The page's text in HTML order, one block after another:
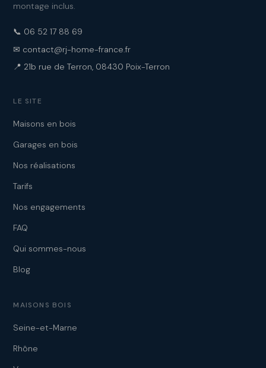
montage inclus.
📞 06 52 17 88 69
✉ contact@rj-home-france.fr
📍 21b rue de Terron, 08430 Poix-Terron
LE SITE
Maisons en bois
Garages en bois
Nos réalisations
Tarifs
Nos engagements
FAQ
Qui sommes-nous
Blog
MAISONS BOIS
Seine-et-Marne
Rhône